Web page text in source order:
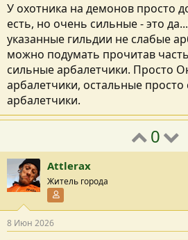
У охотника на демонов просто
есть, но очень сильные - это
указанные гильдии не слабые
можно подумать прочитав
сильные арбалетчики. Просто
арбалетчики, остальные
арбалетчики.
0
Attlerax
Житель города
8 Июн 2026